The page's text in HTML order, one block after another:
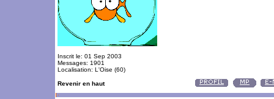
Inscrit le: 01 Sep 2003
Messages: 1901
Localisation: L'Oise (60)
Revenir en haut